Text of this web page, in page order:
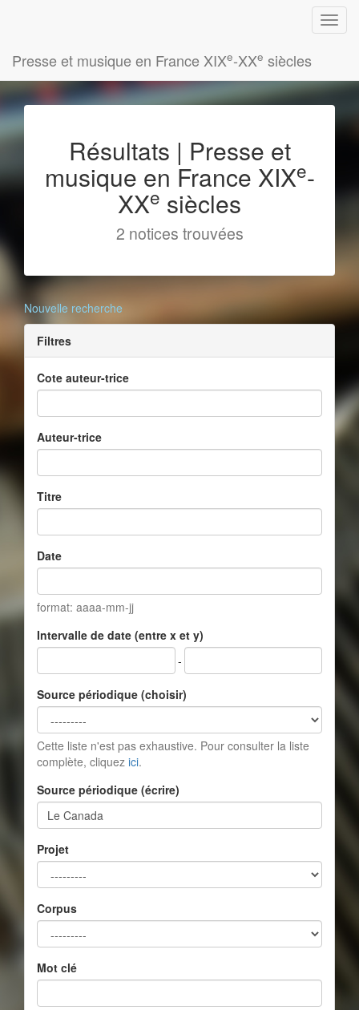
Presse et musique en France XIXe-XXe siècles
Résultats | Presse et
musique en France XIXe-
XXe siècles
2 notices trouvées
Nouvelle recherche
Filtres
Cote auteur-trice
Auteur-trice
Titre
Date
format: aaaa-mm-jj
Intervalle de date (entre x et y)
-
Source périodique (choisir)
Cette liste n'est pas exhaustive. Pour consulter la liste
complète, cliquez ici.
Source périodique (écrire)
Projet
Corpus
Mot clé